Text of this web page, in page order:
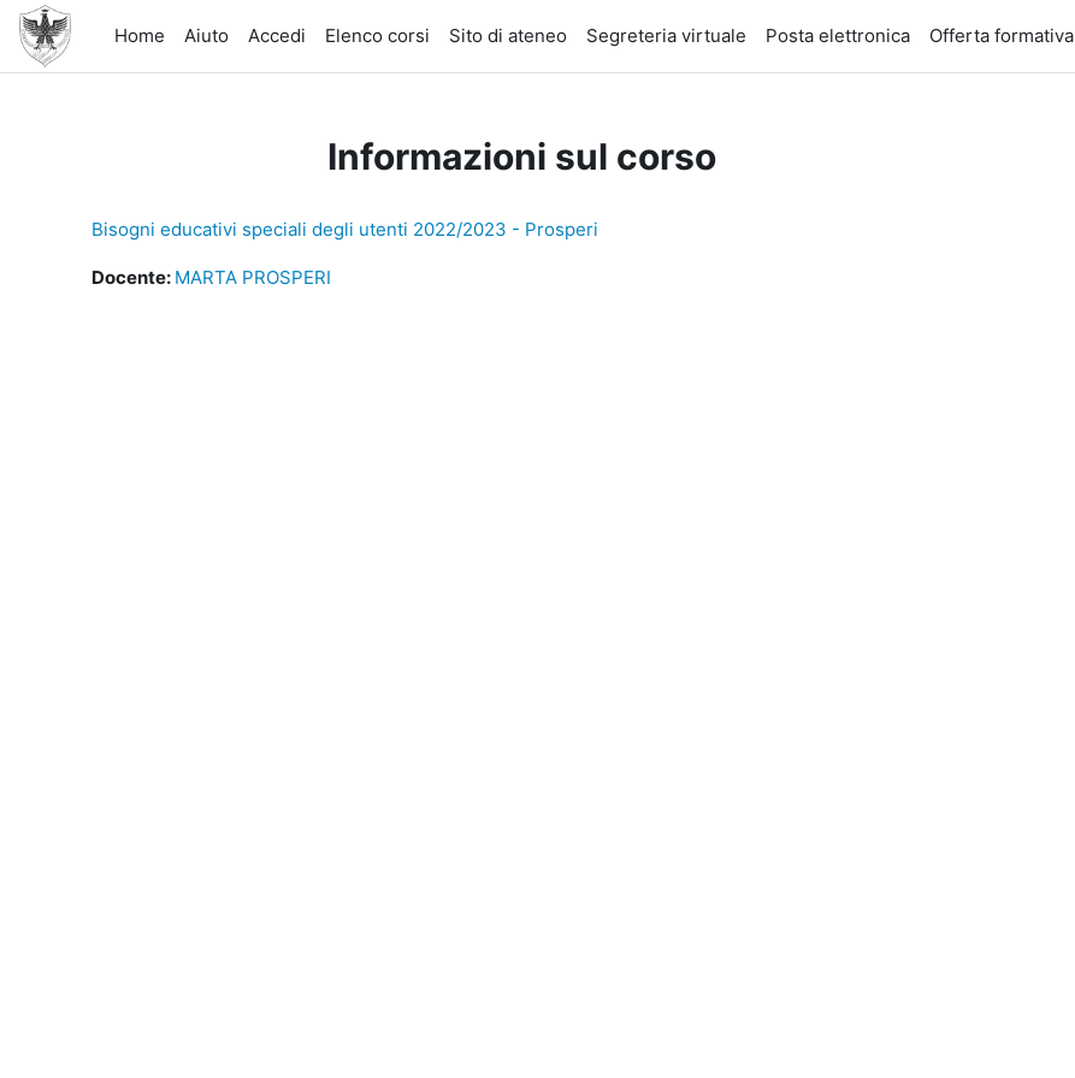
Vai al contenuto principale
Home
Aiuto Accedi Elenco corsi Sito di ateneo Segreteria virtuale Posta elettronica Offerta formativa
Informazioni sul corso
Bisogni educativi speciali degli utenti 2022/2023 - Prosperi
Docente: MARTA PROSPERI